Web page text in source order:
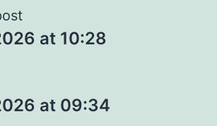
at 10:28
at 09:34